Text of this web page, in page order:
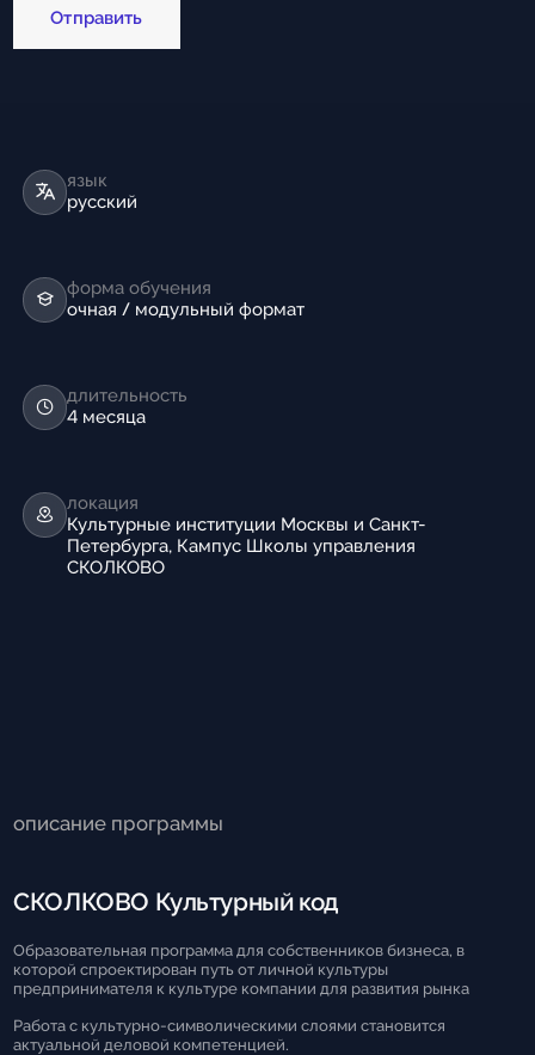
Отправить
язык
русский
форма обучения
очная / модульный формат
длительность
4 месяца
локация
Культурные институции Москвы и Санкт-
Петербурга, Кампус Школы управления
СКОЛКОВО
описание программы
СКОЛКОВО Культурный код
Образовательная программа для собственников бизнеса, в
которой спроектирован путь от личной культуры
предпринимателя к культуре компании для развития рынка
Работа с культурно-символическими слоями становится
актуальной деловой компетенцией.